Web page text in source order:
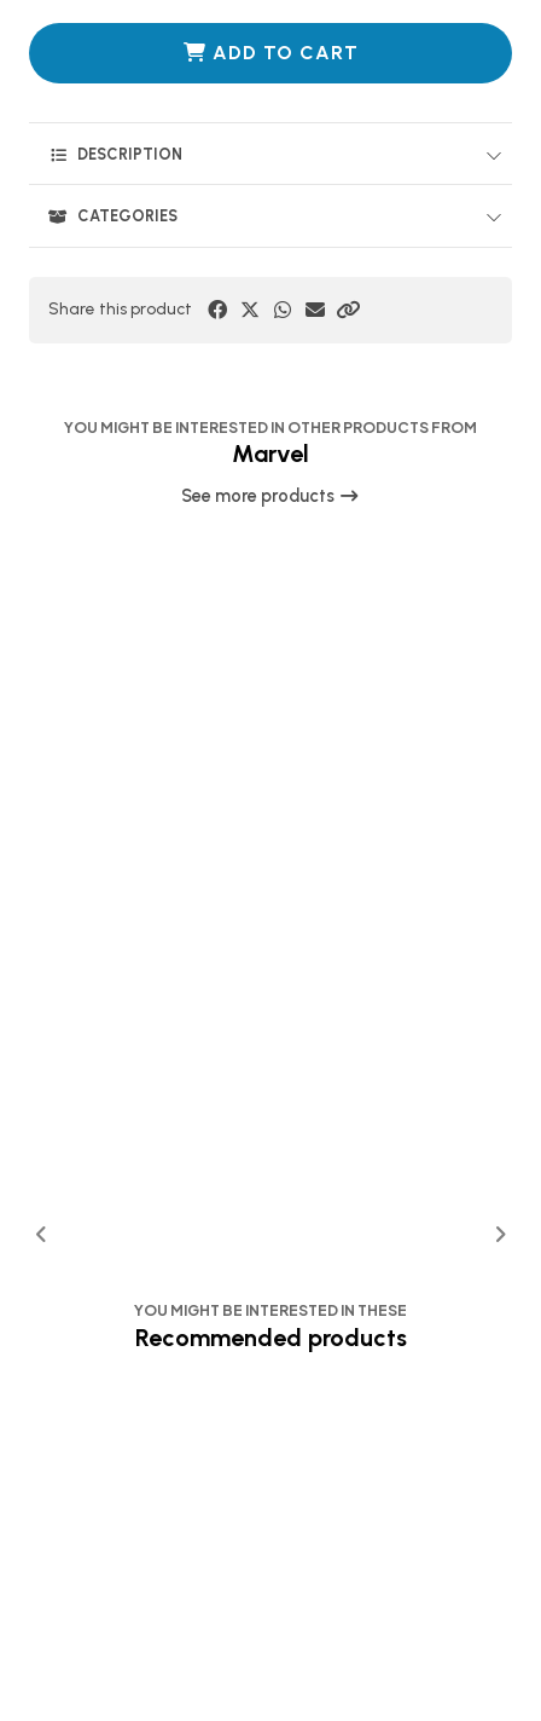
ADD TO CART
DESCRIPTION
CATEGORIES
Share this product
YOU MIGHT BE INTERESTED IN OTHER PRODUCTS FROM
Marvel
See more products
YOU MIGHT BE INTERESTED IN THESE
Recommended products